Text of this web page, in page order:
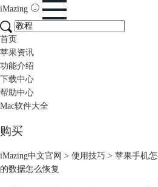
iMazing
首页
苹果资讯
功能介绍
下载中心
帮助中心
Mac软件大全
购买
iMazing中文官网 > 使用技巧 > 苹果手机
的数据怎么恢复